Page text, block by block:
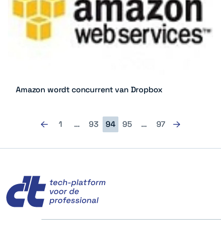
Amazon wordt concurrent van Dropbox
1 … 93 94 95 … 97